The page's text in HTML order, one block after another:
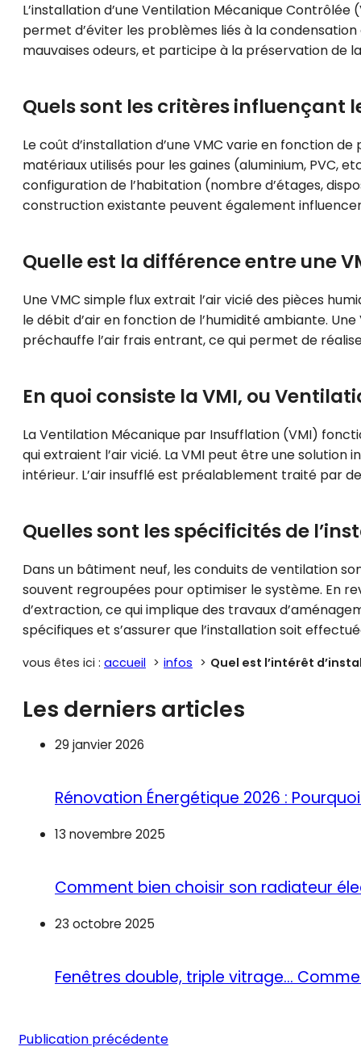
L’installation d’une Ventilation Mécanique
permet d’éviter les problèmes liés à la condensation
mauvaises odeurs, et participe à la préservation de
Quels sont les critères influençant
Le coût d’installation d’une VMC varie en fonction
matériaux utilisés pour les gaines (aluminium, PVC,
configuration de l’habitation (nombre d’étages,
construction existante peuvent également
Quelle est la différence entre une
Une VMC simple flux extrait l’air vicié des pièces
le débit d’air en fonction de l’humidité ambiante.
préchauffe l’air frais entrant, ce qui permet de
En quoi consiste la VMI, ou
La Ventilation Mécanique par Insufflation (VMI)
qui extraient l’air vicié. La VMI peut être une
intérieur. L’air insufflé est préalablement traité par
Quelles sont les spécificités de
Dans un bâtiment neuf, les conduits de ventilation
souvent regroupées pour optimiser le système. En
d’extraction, ce qui implique des travaux
spécifiques et s’assurer que l’installation soit
vous êtes ici : accueil infos Quel est l’intérêt
Les derniers articles
29 janvier 2026
Rénovation Énergétique 2026 :
13 novembre 2025
Comment bien choisir son radiateur
23 octobre 2025
Fenêtres double, triple vitrage…
Publication précédente